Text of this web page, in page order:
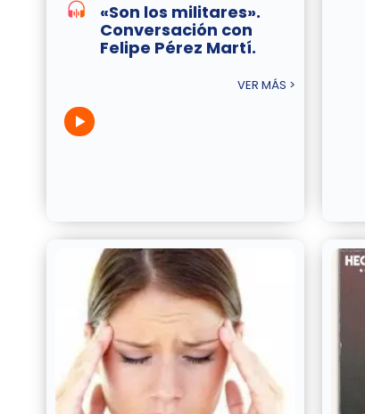
«Son los militares».
Conversación con
Felipe Pérez Martí.
VER MÁS >